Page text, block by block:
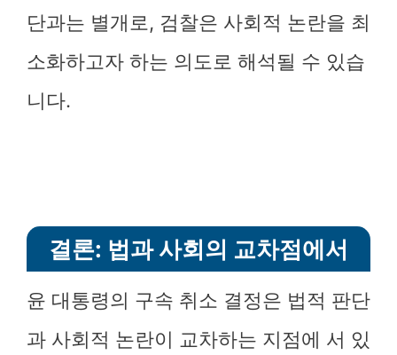
단과는 별개로, 검찰은 사회적 논란을 최
소화하고자 하는 의도로 해석될 수 있습
니다.
결론: 법과 사회의 교차점에서
윤 대통령의 구속 취소 결정은 법적 판단
과 사회적 논란이 교차하는 지점에 서 있